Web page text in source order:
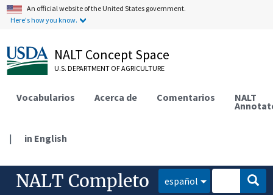
An official website of the United States government.
Here's how you know.
NALT Concept Space
U.S. DEPARTMENT OF AGRICULTURE
Vocabularios Acerca de Comentarios NALT
| in English
NALT Completo español